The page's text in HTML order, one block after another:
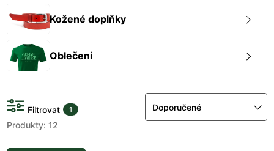
Kožené doplňky
Oblečení
Filtrovat 1
Produkty: 12
Doporučené